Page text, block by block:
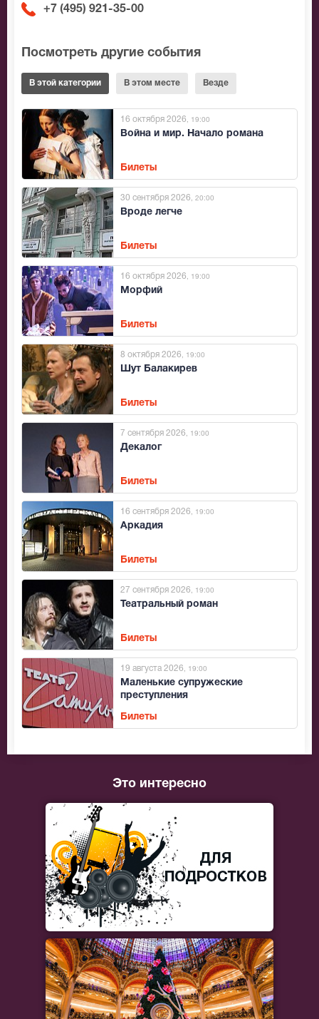
+7 (495) 921-35-00
Посмотреть другие события
В этой категории В этом месте Везде
Война и мир. Начало романа
16 октября 2026 , 19:00
Билеты
Вроде легче
30 сентября 2026 , 20:00
Билеты
Морфий
16 октября 2026 , 19:00
Билеты
Шут Балакирев
8 октября 2026 , 19:00
Билеты
Декалог
7 сентября 2026 , 19:00
Билеты
Аркадия
16 сентября 2026 , 19:00
Билеты
Театральный роман
27 сентября 2026 , 19:00
Билеты
Маленькие супружеские
преступления
19 августа 2026 , 19:00
Билеты
Это интересно